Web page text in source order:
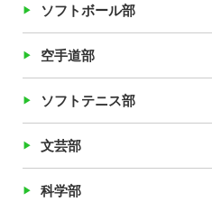
ソフトボール部
空手道部
ソフトテニス部
文芸部
科学部